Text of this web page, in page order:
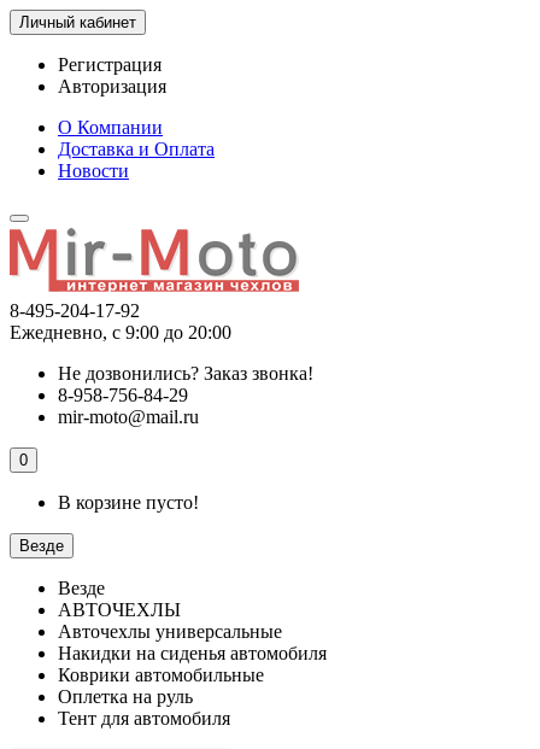
Личный кабинет
Регистрация
Авторизация
О Компании
Доставка и Оплата
Новости
8-495-204-17-92
Ежедневно, с 9:00 до 20:00
Не дозвонились? Заказ звонка!
8-958-756-84-29
mir-moto@mail.ru
0
В корзине пусто!
Везде
Везде
АВТОЧЕХЛЫ
Авточехлы универсальные
Накидки на сиденья автомобиля
Коврики автомобильные
Оплетка на руль
Тент для автомобиля